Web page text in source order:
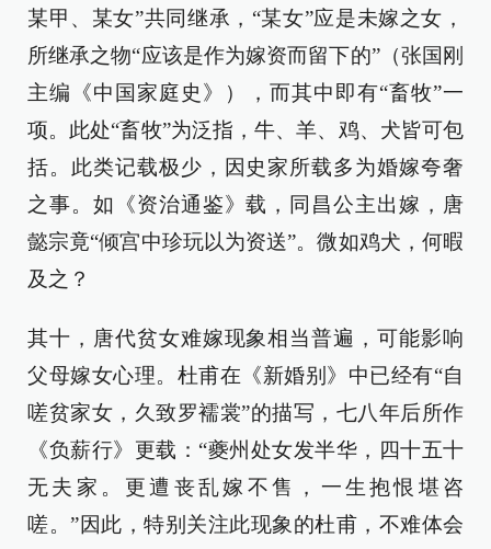
某甲、某女”共同继承，“某女”应是未嫁之女，
所继承之物“应该是作为嫁资而留下的”（张国刚
主编《中国家庭史》），而其中即有“畜牧”一
项。此处“畜牧”为泛指，牛、羊、鸡、犬皆可包
括。此类记载极少，因史家所载多为婚嫁夸奢
之事。如《资治通鉴》载，同昌公主出嫁，唐
懿宗竟“倾宫中珍玩以为资送”。微如鸡犬，何暇
及之？
其十，唐代贫女难嫁现象相当普遍，可能影响
父母嫁女心理。杜甫在《新婚别》中已经有“自
嗟贫家女，久致罗襦裳”的描写，七八年后所作
《负薪行》更载：“夔州处女发半华，四十五十
无夫家。更遭丧乱嫁不售，一生抱恨堪咨
嗟。”因此，特别关注此现象的杜甫，不难体会